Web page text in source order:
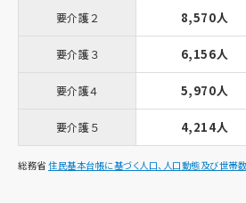
要介護２ 8,570人
要介護３ 6,156人
要介護４ 5,970人
要介護５ 4,214人
総務省住民基本台帳に基づく人口、人口動態及び世帯